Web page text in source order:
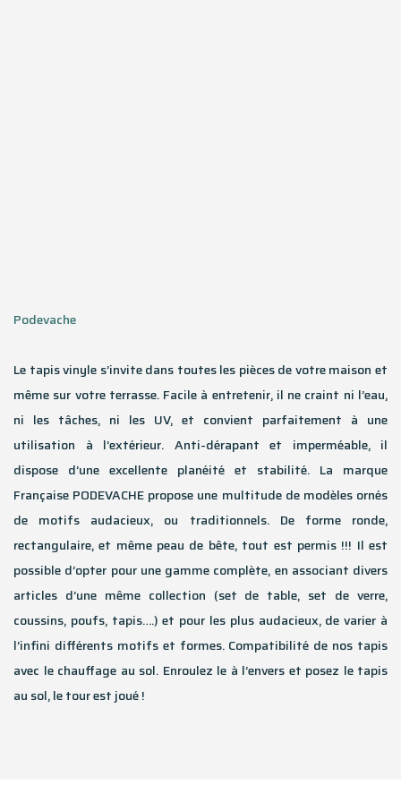
Podevache
Le tapis vinyle s’invite dans toutes les pièces de votre maison et
même sur votre terrasse. Facile à entretenir, il ne craint ni l’eau,
ni les tâches, ni les UV, et convient parfaitement à une
utilisation à l’extérieur. Anti-dérapant et imperméable, il
dispose d’une excellente planéité et stabilité. La marque
Française PODEVACHE propose une multitude de modèles ornés
de motifs audacieux, ou traditionnels. De forme ronde,
rectangulaire, et même peau de bête, tout est permis !!! Il est
possible d’opter pour une gamme complète, en associant divers
articles d’une même collection (set de table, set de verre,
coussins, poufs, tapis….) et pour les plus audacieux, de varier à
l’infini différents motifs et formes. Compatibilité de nos tapis
avec le chauffage au sol. Enroulez le à l’envers et posez le tapis
au sol, le tour est joué !